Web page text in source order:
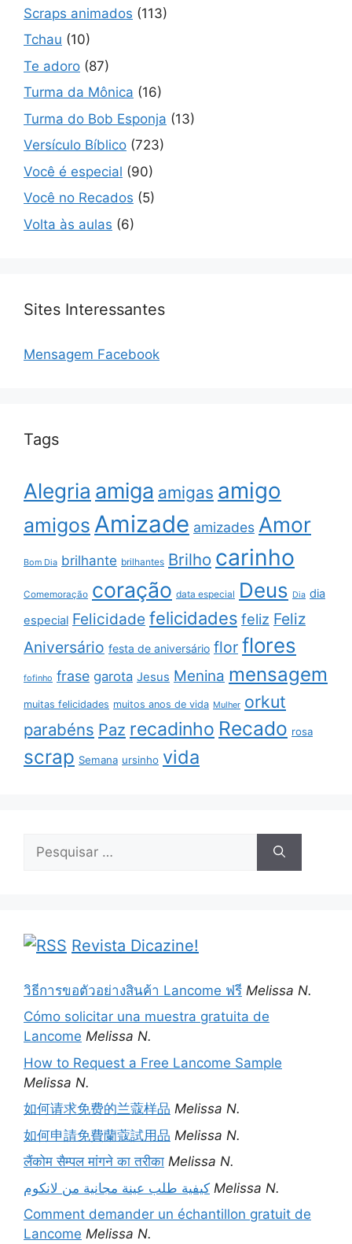
Scraps animados (113)
Tchau (10)
Te adoro (87)
Turma da Mônica (16)
Turma do Bob Esponja (13)
Versículo Bíblico (723)
Você é especial (90)
Você no Recados (5)
Volta às aulas (6)
Sites Interessantes
Mensagem Facebook
Tags
Alegria amiga amigas amigo
amigos Amizade amizades Amor
Bom Dia brilhante brilhantes Brilho carinho
Comemoração coração data especial Deus Dia dia
especial Felicidade felicidades feliz Feliz
Aniversário festa de aniversário flor flores
fofinho frase garota Jesus Menina mensagem
muitas felicidades muitos anos de vida Mulher orkut
parabéns Paz recadinho Recado rosa
scrap Semana ursinho vida
por:
Revista Dicazine!
วิธีการขอตัวอย่างสินค้า Lancome ฟรี Melissa N.
Cómo solicitar una muestra gratuita de
Lancome Melissa N.
How to Request a Free Lancome Sample
Melissa N.
如何请求免费的兰蔻样品 Melissa N.
如何申請免費蘭蔻試用品 Melissa N.
लैंकोम सैम्पल मांगने का तरीका Melissa N.
كيفية طلب عينة مجانية من لانكوم Melissa N.
Comment demander un échantillon gratuit de
Lancome Melissa N.